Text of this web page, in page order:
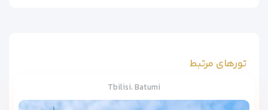
تورهای مرتبط
Tbilisi، Batumi